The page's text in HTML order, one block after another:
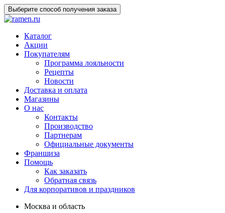
Выберите способ получения заказа
Каталог
Акции
Покупателям
Программа лояльности
Рецепты
Новости
Доставка и оплата
Магазины
О нас
Контакты
Производство
Партнерам
Официальные документы
Франшиза
Помощь
Как заказать
Обратная связь
Для корпоративов и праздников
Москва и область